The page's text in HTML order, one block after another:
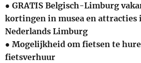
● GRATIS Belgisch-Limburg
kortingen in musea en attracties
Nederlands Limburg
● Mogelijkheid om fietsen te
fietsverhuur